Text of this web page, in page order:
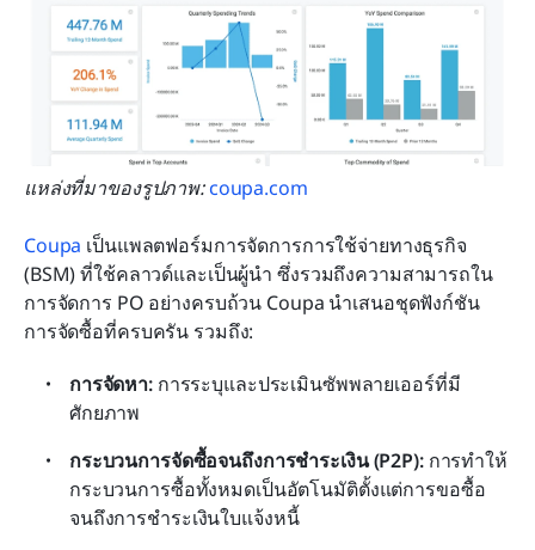
แหล่งที่มาของรูปภาพ: coupa.com
Coupa เป็นแพลตฟอร์มการจัดการการใช้จ่ายทางธุรกิจ
(BSM) ที่ใช้คลาวด์และเป็นผู้นำ ซึ่งรวมถึงความสามารถใน
การจัดการ PO อย่างครบถ้วน Coupa นำเสนอชุดฟังก์ชัน
การจัดซื้อที่ครบครัน รวมถึง:
การจัดหา: การระบุและประเมินซัพพลายเออร์ที่มี
ศักยภาพ
กระบวนการจัดซื้อจนถึงการชำระเงิน (P2P): การทำให้
กระบวนการซื้อทั้งหมดเป็นอัตโนมัติตั้งแต่การขอซื้อ
จนถึงการชำระเงินใบแจ้งหนี้